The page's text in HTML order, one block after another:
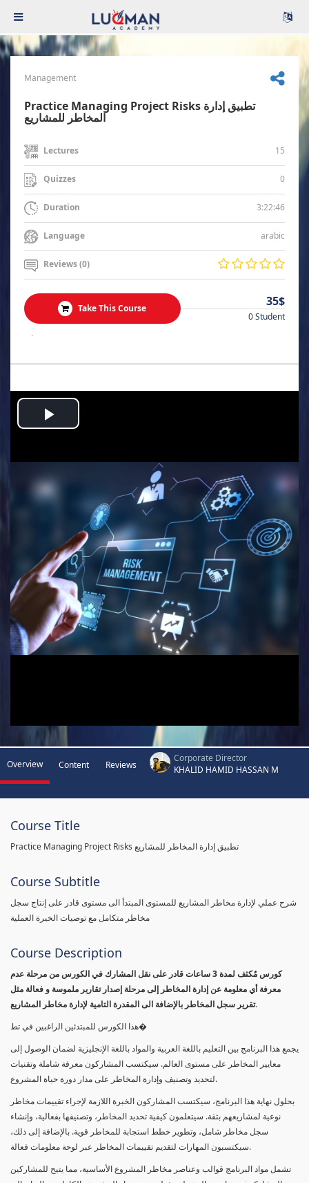
Management
Practice Managing Project Risks تطبيق إدارة
المخاطر للمشاريع
Lectures 15
Quizzes 0
Duration 3:22:46
Language arabic
Reviews (0)
Take This Course 35$
0 Student
.
Play
Video
Overview Content Reviews
Corporate Director
KHALID HAMID HASSAN M
Course Title
Practice Managing Project Risks تطبيق إدارة المخاطر للمشاريع
Course Subtitle
شرح عملي لإدارة مخاطر المشاريع للمستوى المبتدأ الى مستوى قادر على إنتاج سجل
مخاطر متكامل مع توصيات الخبرة العملية
Course Description
كورس مٌكثف لمدة 3 ساعات قادر على نقل المشارك في الكورس من مرحلة عدم
معرفة أي معلومة عن إدارة المخاطر إلى مرحلة إصدار تقارير ملموسة و فعالة مثل
تقرير سجل المخاطر بالإضافة الى المقدرة التامية لإدارة مخاطر المشاريع.
هذا الكورس للمبتدئين الراغبين في تط�
يجمع هذا البرنامج بين التعليم باللغة العربية والمواد باللغة الإنجليزية لضمان الوصول إلى
معايير المخاطر على مستوى العالم. سيكتسب المشاركون معرفة شاملة وتقنيات
لتحديد وتصنيف وإدارة المخاطر على مدار دورة حياة المشروع.
بحلول نهاية هذا البرنامج، سيكتسب المشاركون الخبرة اللازمة لإجراء تقييمات مخاطر
نوعية لمشاريعهم بثقة. سيتعلمون كيفية تحديد المخاطر، وتصنيفها بفعالية، وإنشاء
سجل مخاطر شامل، وتطوير خطط استجابة للمخاطر قوية. بالإضافة إلى ذلك،
سيكتسبون المهارات لتقديم تقييمات المخاطر عبر لوحة معلومات فعالة.
تشمل مواد البرنامج قوالب وعناصر مخاطر المشروع الأساسية، مما يتيح للمشاركين